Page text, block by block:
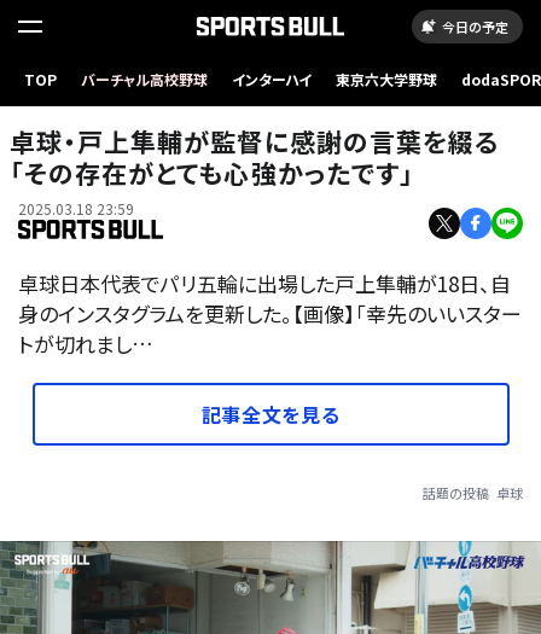
今日の予定
TOP バーチャル高校野球 インターハイ 東京六大学野球
卓球・戸上隼輔が監督に感謝の言葉を綴る
「その存在がとても心強かったです」
2025.03.18 23:59
卓球日本代表でパリ五輪に出場した戸上隼輔が18日、自
身のインスタグラムを更新した。【画像】「幸先のいいスター
トが切れまし…
記事全文を見る
話題の投稿 卓球